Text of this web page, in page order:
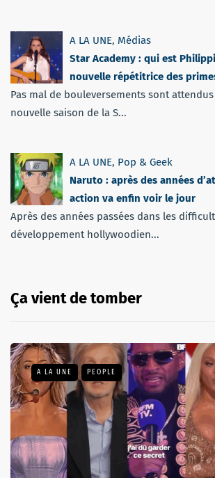
A LA UNE, Médias
Star Academy : qui est
nouvelle répétitrice des
Pas mal de bouleversements sont
nouvelle saison de la S...
A LA UNE, Pop & Geek
Naruto : après des années
action va enfin voir le jour
Après des années passées dans les
développement hollywoodien...
Ça vient de tomber
A LA UNE PEOPLE